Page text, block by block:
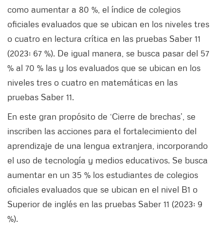
como aumentar a 80 %, el índice de colegios
oficiales evaluados que se ubican en los niveles tres
o cuatro en lectura crítica en las pruebas Saber 11
(2023: 67 %). De igual manera, se busca pasar del 57
% al 70 % las y los evaluados que se ubican en los
niveles tres o cuatro en matemáticas en las
pruebas Saber 11.
En este gran propósito de ‘Cierre de brechas’, se
inscriben las acciones para el fortalecimiento del
aprendizaje de una lengua extranjera, incorporando
el uso de tecnología y medios educativos. Se busca
aumentar en un 35 % los estudiantes de colegios
oficiales evaluados que se ubican en el nivel B1 o
Superior de inglés en las pruebas Saber 11 (2023: 9
%).